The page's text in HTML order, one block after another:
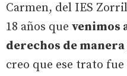
Carmen, del IES
18 años que venimos
derechos de
creo que ese trato